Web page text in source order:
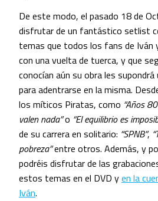
De este modo, el pasado 18 de
disfrutar de un fantástico setlist
temas que todos los fans de Iván
con una vuelta de tuerca, y que
conocían aún su obra les
para adentrarse en la misma.
los míticos Piratas, como “Años
valen nada”o “El equilibrio es
de su carrera en solitario: “SPNB”,
pobreza”entre otros. Además, y
podréis disfrutar de las
estos temas en el DVD yen la
Iván.